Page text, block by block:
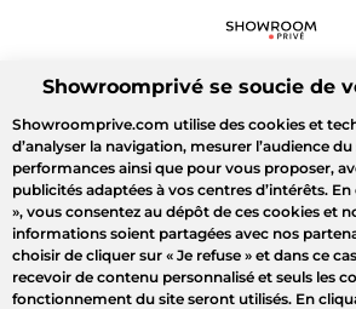
Showroomprivé se soucie de
Showroomprive.com utilise des cookies et
d’analyser la navigation, mesurer l’audience du
performances ainsi que pour vous proposer,
publicités adaptées à vos centres d’intérêts.
», vous consentez au dépôt de ces cookies et
informations soient partagées avec nos
choisir de cliquer sur « Je refuse » et dans ce
recevoir de contenu personnalisé et seuls les
fonctionnement du site seront utilisés. En